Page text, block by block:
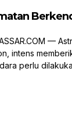
—
intens
perlu